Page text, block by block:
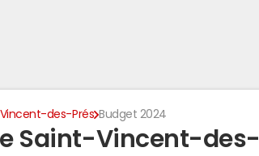
des-Prés Budget 2024
Saint-Vincent-des-